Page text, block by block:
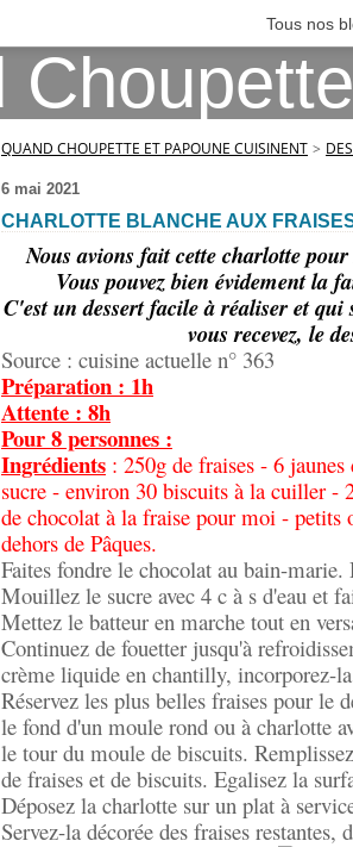
Tous nos
QUAND CHOUPETTE ET PAPOUNE CUISINENT >
6 mai 2021
CHARLOTTE BLANCHE AUX
Nous avions fait cette charlotte
Vous pouvez bien évidement la
C'est un dessert facile à réaliser et
vous recevez, le
Source : cuisine actuelle n° 363
Préparation : 1h
Attente : 8h
Pour 8 personnes :
Ingrédients : 250g de fraises - 6
sucre - environ 30 biscuits à la cuiller -
de chocolat à la fraise pour moi - petits
dehors de Pâques.
Faites fondre le chocolat au bain-
Mouillez le sucre avec 4 c à s d'eau et
Mettez le batteur en marche tout en
Continuez de fouetter jusqu'à
crème liquide en chantilly, incorporez-
Réservez les plus belles fraises pour le
le fond d'un moule rond ou à charlotte
le tour du moule de biscuits.
de fraises et de biscuits. Egalisez la
Déposez la charlotte sur un plat à
Servez-la décorée des fraises